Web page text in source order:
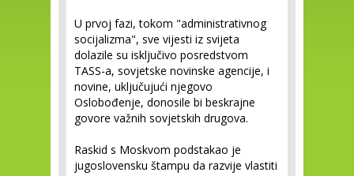
U prvoj fazi, tokom "administrativnog
socijalizma", sve vijesti iz svijeta
dolazile su isključivo posredstvom
TASS-a, sovjetske novinske agencije, i
novine, uključujući njegovo
Oslobođenje, donosile bi beskrajne
govore važnih sovjetskih drugova.
Raskid s Moskvom podstakao je
jugoslovensku štampu da razvije vlastiti